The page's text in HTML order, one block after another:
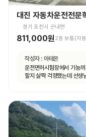
대진 자동차운전전문
경기 포천시 군내면
811,000원2종 보통(자
작성자 : 아테온
운전면허시험장에서 기능
할지 살짝 걱정했는데 선생